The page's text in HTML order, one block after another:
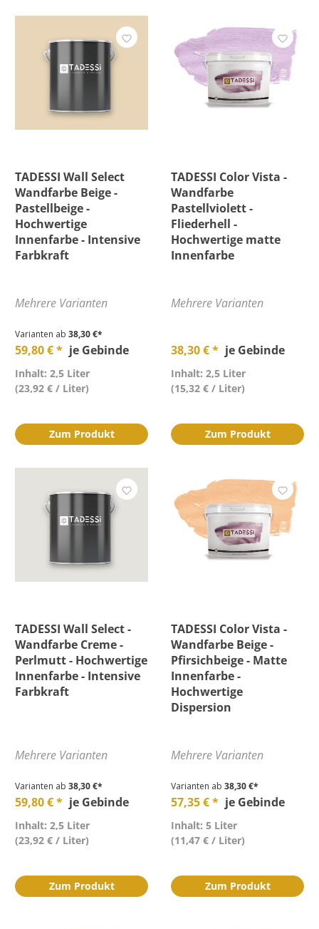
TADESSI Wall Select
Wandfarbe Beige -
Pastellbeige -
Hochwertige
Innenfarbe - Intensive
Farbkraft
Mehrere Varianten
Varianten ab 38,30 €*
59,80 € * je Gebinde
Inhalt: 2,5 Liter
(23,92 € / Liter)
Zum Produkt
TADESSI Color Vista -
Wandfarbe
Pastellviolett -
Fliederhell -
Hochwertige matte
Innenfarbe
Mehrere Varianten
38,30 € * je Gebinde
Inhalt: 2,5 Liter
(15,32 € / Liter)
Zum Produkt
TADESSI Wall Select -
Wandfarbe Creme -
Perlmutt - Hochwertige
Innenfarbe - Intensive
Farbkraft
Mehrere Varianten
Varianten ab 38,30 €*
59,80 € * je Gebinde
Inhalt: 2,5 Liter
(23,92 € / Liter)
Zum Produkt
TADESSI Color Vista -
Wandfarbe Beige -
Pfirsichbeige - Matte
Innenfarbe -
Hochwertige
Dispersion
Mehrere Varianten
Varianten ab 38,30 €*
57,35 € * je Gebinde
Inhalt: 5 Liter
(11,47 € / Liter)
Zum Produkt